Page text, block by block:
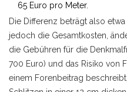
65 Euro pro Meter.
Die Differenz beträgt also
jedoch die Gesamtkosten,
die Gebühren für die
700 Euro) und das Risiko von
einem Forenbeitrag